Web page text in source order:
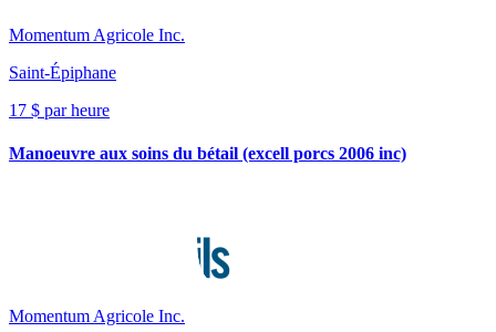
Momentum Agricole Inc.
Saint-Épiphane
17 $ par heure
Manoeuvre aux soins du bétail (excell porcs 2006 inc)
Momentum Agricole Inc.